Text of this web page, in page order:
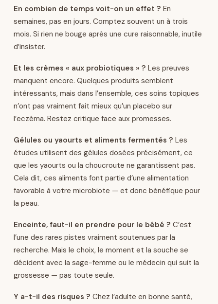
En combien de temps voit-on un effet ? En
semaines, pas en jours. Comptez souvent un à trois
mois. Si rien ne bouge après une cure raisonnable, inutile
d’insister.
Et les crèmes « aux probiotiques » ? Les preuves
manquent encore. Quelques produits semblent
intéressants, mais dans l’ensemble, ces soins topiques
n’ont pas vraiment fait mieux qu’un placebo sur
l’eczéma. Restez critique face aux promesses.
Gélules ou yaourts et aliments fermentés ? Les
études utilisent des gélules dosées précisément, ce
que les yaourts ou la choucroute ne garantissent pas.
Cela dit, ces aliments font partie d’une alimentation
favorable à votre microbiote — et donc bénéfique pour
la peau.
Enceinte, faut-il en prendre pour le bébé ? C’est
l’une des rares pistes vraiment soutenues par la
recherche. Mais le choix, le moment et la souche se
décident avec la sage-femme ou le médecin qui suit la
grossesse — pas toute seule.
Y a-t-il des risques ? Chez l’adulte en bonne santé,